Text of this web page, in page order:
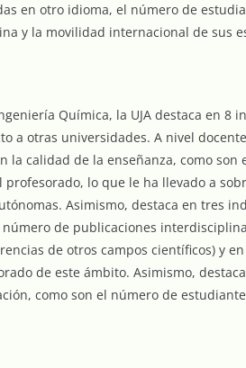
en otro idioma, el número de
y la movilidad internacional de sus
Química, la UJA destaca en
a otras universidades. A nivel
la calidad de la enseñanza, como
profesorado, lo que le ha llevado a
Asimismo, destaca en tres
de publicaciones
de otros campos científicos) y
de este ámbito. Asimismo,
como son el número de